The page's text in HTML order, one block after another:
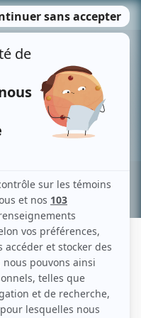
MENU
Recherche avancée »